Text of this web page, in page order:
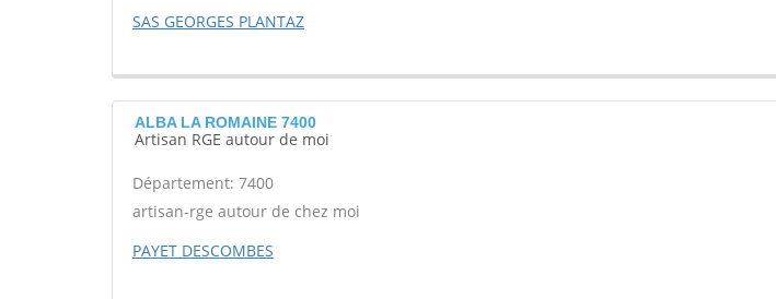
SAS GEORGES PLANTAZ
ALBA LA ROMAINE 7400
Artisan RGE autour de moi
Département: 7400
artisan-rge autour de chez moi
PAYET DESCOMBES